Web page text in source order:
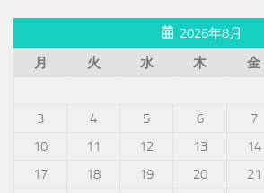
2026年8月
月
火 水 木 金
3
4 5 6 7
10
11 12 13 14
17
18 19 20 21